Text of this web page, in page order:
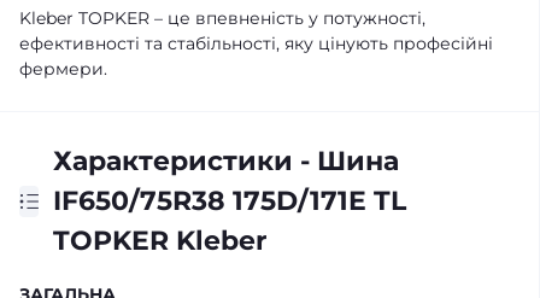
Kleber TOPKER – це впевненість у потужності,
ефективності та стабільності, яку цінують професійні
фермери.
Характеристики - Шина
IF650/75R38 175D/171E TL
TOPKER Kleber